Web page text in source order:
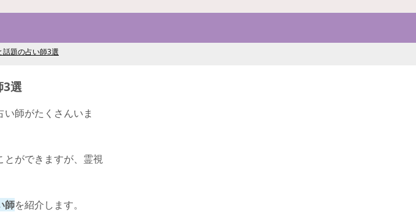
題の占い師3選
3選
師がたくさんいま
とができますが、霊視
師を紹介します。